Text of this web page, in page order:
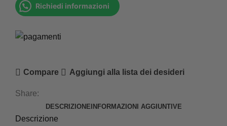
Richiedi informazioni
Compare Aggiungi alla lista dei desideri
Share:
DESCRIZIONE INFORMAZIONI AGGIUNTIVE
Descrizione